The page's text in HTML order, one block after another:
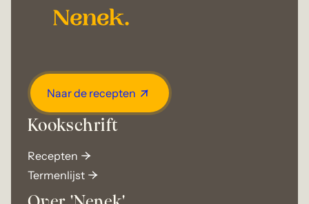
Naar de recepten
Kookschrift
Recepten
Termenlijst